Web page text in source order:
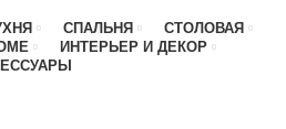
СПАЛЬНЯ
СТОЛОВАЯ
ИНТЕРЬЕР И ДЕКОР